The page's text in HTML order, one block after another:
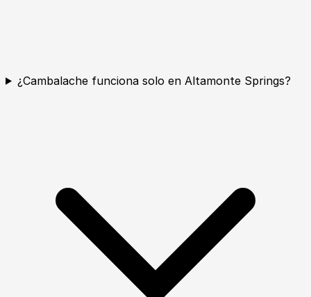
¿Cambalache funciona solo en Altamonte Springs?